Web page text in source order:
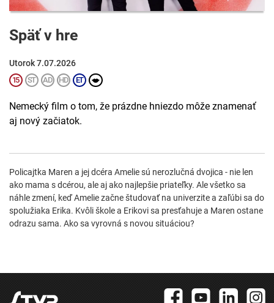
Späť v hre
Utorok 7.07.2026
Nemecký film o tom, že prázdne hniezdo môže znamenať
aj nový začiatok.
Policajtka Maren a jej dcéra Amelie sú nerozlučná dvojica - nie len
ako mama s dcérou, ale aj ako najlepšie priateľky. Ale všetko sa
náhle zmení, keď Amelie začne študovať na univerzite a zaľúbi sa do
spolužiaka Erika. Kvôli škole a Erikovi sa presťahuje a Maren ostane
odrazu sama. Ako sa vyrovná s novou situáciou?